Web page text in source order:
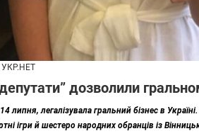
УКР.НЕТ
дозволили
липня, легалізувала гральний бізнес в
ігри й шестеро народних обранців із